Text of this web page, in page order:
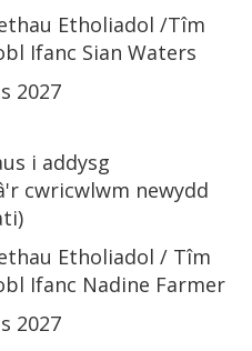
Etholiadol /Tîm
Ifanc Sian Waters
2027
i addysg
cwricwlwm newydd
Etholiadol / Tîm
Ifanc Nadine Farmer
2027